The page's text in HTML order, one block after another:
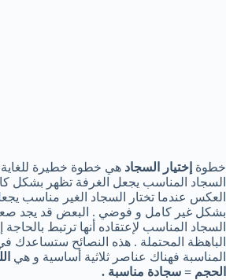
خطوة إختيار السجاد هي خطوة خطيرة للغاية .
السجاد المناسب يجعل الغرفة تظهر بشكل
العكس عندما تختار السجاد الغير مناسب
بشكل غير كامل و فوضي . البعض قد يجد
السجاد المناسب لإعتقاده أنها ترتبط بالحاجة
الباهظة المحتملة . هذه النصائح ستساعدك
المناسبة فهناك عناصر ثلاثية أساسية و هي
الحجم = سجادة مناسبة .